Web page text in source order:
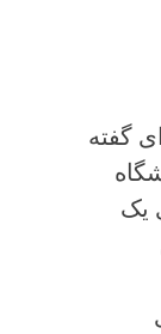
گفته
یک